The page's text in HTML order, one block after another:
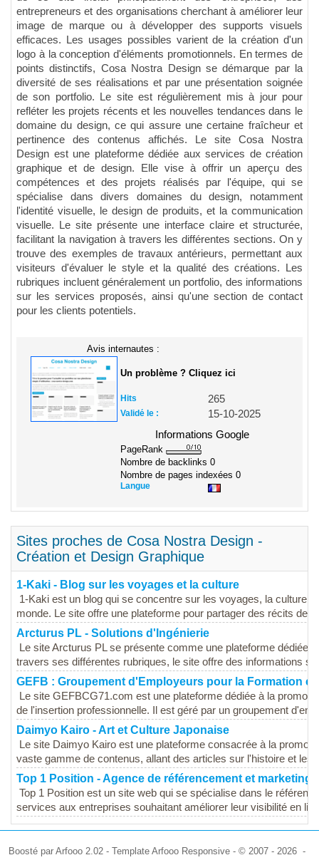
entrepreneurs et des organisations cherchant à améliorer leur
image de marque ou à développer des supports visuels
efficaces. Les usages possibles varient de la création d'un
logo à la conception d'éléments promotionnels. En termes de
points distinctifs, Cosa Nostra Design se démarque par la
diversité de ses réalisations et par une présentation soignée
de son portfolio. Le site est régulièrement mis à jour pour
refléter les projets récents et les nouvelles tendances dans le
domaine du design, ce qui assure une certaine fraîcheur et
pertinence des contenus affichés. Le site Cosa Nostra
Design est une plateforme dédiée aux services de création
graphique et de design. Elle vise à offrir un aperçu des
compétences et des projets réalisés par l'équipe, qui se
spécialise dans divers domaines du design, notamment
l'identité visuelle, le design de produits, et la communication
visuelle. Le site présente une interface claire et structurée,
facilitant la navigation à travers les différentes sections. On y
trouve des exemples de travaux antérieurs, permettant aux
visiteurs d'évaluer le style et la qualité des créations. Les
rubriques incluent généralement un portfolio, des informations
sur les services proposés, ainsi qu'une section de contact
pour les clients potentiels.
Avis internautes :
Un problème ? Cliquez ici
Hits 265
Validé le :
15-10-2025
Informations Google
PageRank
Nombre de backlinks 0
Nombre de pages indexées 0
Langue
Sites proches de Cosa Nostra Design -
Création et Design Graphique
1-Kaki - Blog sur les voyages et la culture
1-Kaki est un blog qui se concentre sur les voyages, la culture
monde. Le site offre une plateforme pour partager des récits de
Arcturus PL - Solutions d'Ingénierie
Le site Arcturus PL se présente comme une plateforme dédiée
travers ses différentes rubriques, le site offre des informations
GEFB : Groupement d'Employeurs pour la Formation
Le site GEFBCG71.com est une plateforme dédiée à la
de l'insertion professionnelle. Il est géré par un groupement
Daimyo Kairo - Art et Culture Japonaise
Le site Daimyo Kairo est une plateforme consacrée à la
vaste gamme de contenus, allant des articles sur l'histoire et les
Top 1 Position - Agence de référencement et marketing
Top 1 Position est un site web qui se spécialise dans le
services aux entreprises souhaitant améliorer leur visibilité en
Boosté par Arfooo 2.02 - Template Arfooo Responsive - © 2007 - 2026 -